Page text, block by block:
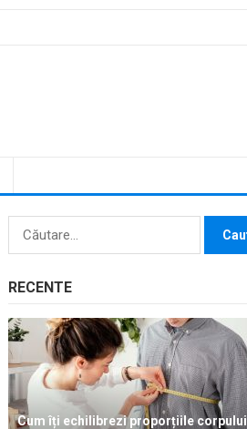
Caută
RECENTE
Cum îți echilibrezi proporțiile corpului